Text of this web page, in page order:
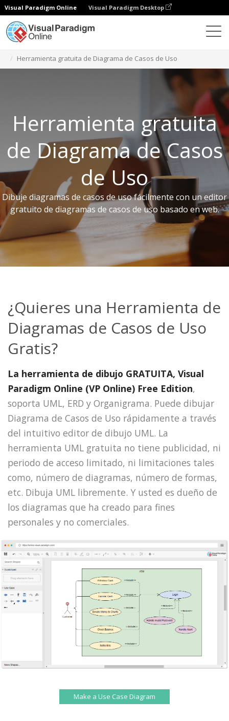
Visual Paradigm Online Visual Paradigm Desktop
Herramienta gratuita de Diagrama de Casos de Uso
Herramienta gratuita
de Diagrama de Casos
de Uso
Dibuje diagramas de casos de uso fácilmente con un editor
gratuito de diagramas de casos de uso basado en web.
¿Quieres una Herramienta de
Diagramas de Casos de Uso
Gratis?
La herramienta de dibujo GRATUITA, Visual
Paradigm Online (VP Online) Free Edition,
soporta UML, ERD y Organigrama. Puede dibujar
Diagrama de Casos de Uso rápidamente a través
del intuitivo editor de dibujo UML. La
herramienta UML gratuita no tiene publicidad, ni
periodo de acceso limitado, ni limitaciones tales
como, número de diagramas, número de formas,
etc. Dibuja UML libremente. Y usted es dueño de
los diagramas que ha creado para fines
personales y no comerciales.
Make a Use Case Diagram